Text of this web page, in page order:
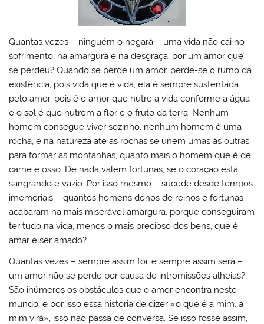
Quantas vezes – ninguém o negará – uma vida não cai no
sofrimento, na amargura e na desgraça, por um amor que
se perdeu? Quando se perde um amor, perde-se o rumo da
existência, pois vida que é vida, ela é sempre sustentada
pelo amor, pois é o amor que nutre a vida conforme a água
e o sol é que nutrem a flor e o fruto da terra. Nenhum
homem consegue viver sozinho, nenhum homem é uma
rocha, e na natureza até as rochas se unem umas ás outras
para formar as montanhas, quanto mais o homem que é de
carne e osso. De nada valem fortunas, se o coração está
sangrando e vazio. Por isso mesmo – sucede desde tempos
imemoriais – quantos homens donos de reinos e fortunas
acabaram na mais miserável amargura, porque conseguiram
ter tudo na vida, menos o mais precioso dos bens, que é
amar e ser amado?
Quantas vezes – sempre assim foi, e sempre assim será –
um amor não se perde por causa de intromissões alheias?
São inúmeros os obstáculos que o amor encontra neste
mundo, e por isso essa historia de dizer «o que é a mim, a
mim virá», isso não passa de conversa. Se isso fosse assim,